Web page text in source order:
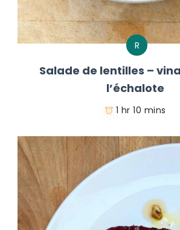
R
Salade de lentilles –
l’échalote
1 hr 10 mins